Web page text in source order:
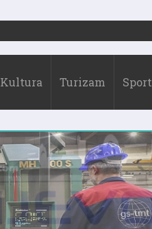
Kultura Turizam Sport